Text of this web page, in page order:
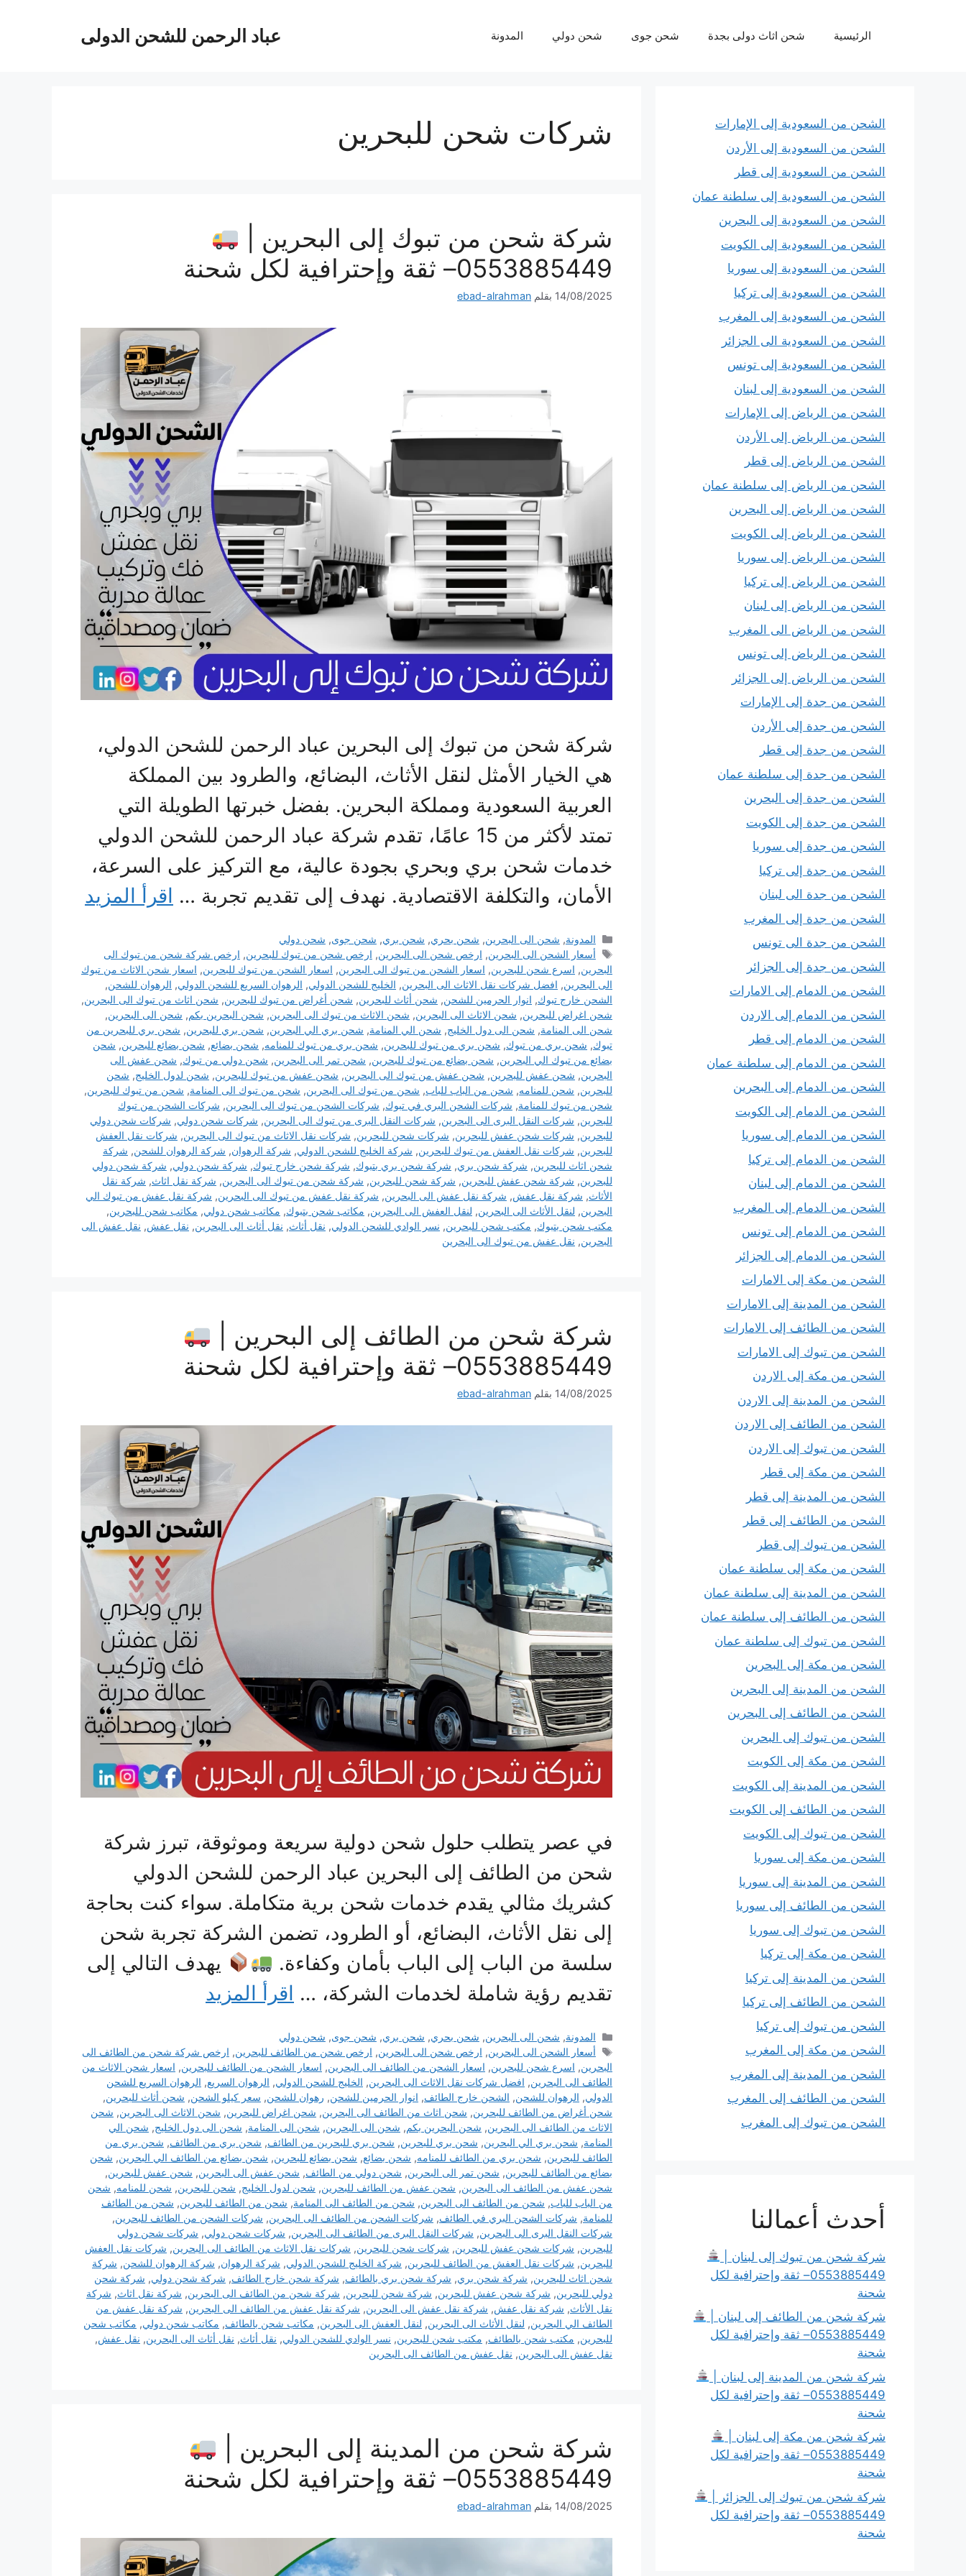
عباد الرحمن للشحن الدولى الرئيسية شحن اثاث دولى بجدة شحن جوى شحن دولي المدونة
شركات شحن للبحرين
شركة شحن من تبوك إلى البحرين |
0553885449– ثقة وإحترافية لكل شحنة
14/08/2025 بقلم ebad-alrahman
شركة شحن من تبوك إلى البحرين عباد الرحمن للشحن الدولي،
هي الخيار الأمثل لنقل الأثاث، البضائع، والطرود بين المملكة
العربية السعودية ومملكة البحرين. بفضل خبرتها الطويلة التي
تمتد لأكثر من 15 عامًا، تقدم شركة عباد الرحمن للشحن الدولي
خدمات شحن بري وبحري بجودة عالية، مع التركيز على السرعة،
الأمان، والتكلفة الاقتصادية. نهدف إلى تقديم تجربة … اقرأ المزيد
التصنيفات
المدونة, شحن الى البحرين, شحن بحري, شحن بري, شحن جوى, شحن دولي
الوسوم
أسعار الشحن الى البحرين, ارخص شحن الى البحرين, ارخص شحن من تبوك للبحرين, ارخص شركة شحن من تبوك الى
البحرين, اسرع شحن للبحرين, اسعار الشحن من تبوك الى البحرين, اسعار الشحن من تبوك للبحرين, اسعار شحن الاثاث من تبوك
الى البحرين, افضل شركات نقل الاثاث الى البحرين, الخليج للشحن الدولي, الرهوان السريع للشحن الدولي, الرهوان للشحن,
الشحن خارج تبوك, انوار الحرمين للشحن, شحن أثاث للبحرين, شحن أغراض من تبوك للبحرين, شحن اثاث من تبوك الى البحرين,
شحن اغراض للبحرين, شحن الاثاث الى البحرين, شحن الاثاث من تبوك الى البحرين, شحن البحرين بكم, شحن الى البحرين,
شحن الى المنامة, شحن الى دول الخليج, شحن الي المنامة, شحن بري الي البحرين, شحن بري للبحرين, شحن بري للبحرين من
تبوك, شحن بري من تبوك, شحن بري من تبوك للبحرين, شحن بري من تبوك للمنامه, شحن بضائع, شحن بضائع للبحرين, شحن
بضائع من تبوك الي البحرين, شحن بضائع من تبوك للبحرين, شحن تمر الى البحرين, شحن دولي من تبوك, شحن عفش الى
البحرين, شحن عفش للبحرين, شحن عفش من تبوك الى البحرين, شحن عفش من تبوك للبحرين, شحن لدول الخليج, شحن
للبحرين, شحن للمنامه, شحن من الباب للباب, شحن من تبوك الى البحرين, شحن من تبوك الى المنامة, شحن من تبوك للبحرين,
شحن من تبوك للمنامة, شركات الشحن البري في تبوك, شركات الشحن من تبوك الى البحرين, شركات الشحن من تبوك
للبحرين, شركات النقل البرى الى البحرين, شركات النقل البرى من تبوك الى البحرين, شركات شحن دولي, شركات شحن دولي
للبحرين, شركات شحن عفش للبحرين, شركات شحن للبحرين, شركات نقل الاثاث من تبوك الى البحرين, شركات نقل العفش
للبحرين, شركات نقل العفش من تبوك للبحرين, شركة الخليج للشحن الدولي, شركة الرهوان, شركة الرهوان للشحن, شركة
شحن اثاث للبحرين, شركة شحن بري, شركة شحن بري بتبوك, شركة شحن خارج تبوك, شركة شحن دولي, شركة شحن دولي
للبحرين, شركة شحن عفش للبحرين, شركة شحن للبحرين, شركة شحن من تبوك الى البحرين, شركة نقل اثاث, شركة نقل
الأثاث, شركة نقل عفش, شركة نقل عفش الى البحرين, شركة نقل عفش من تبوك الى البحرين, شركة نقل عفش من تبوك الي
البحرين, لنقل الأثاث الى البحرين, لنقل العفش الى البحرين, مكاتب شحن بتبوك, مكاتب شحن دولي, مكاتب شحن للبحرين,
مكتب شحن بتبوك, مكتب شحن للبحرين, نسر الوادي للشحن الدولي, نقل أثاث, نقل أثاث الى البحرين, نقل عفش, نقل عفش الى
البحرين, نقل عفش من تبوك الى البحرين
شركة شحن من الطائف إلى البحرين |
0553885449– ثقة وإحترافية لكل شحنة
14/08/2025 بقلم ebad-alrahman
في عصر يتطلب حلول شحن دولية سريعة وموثوقة، تبرز شركة
شحن من الطائف إلى البحرين عباد الرحمن للشحن الدولي
كشريك مثالي يقدم خدمات شحن برية متكاملة. سواء كنت بحاجة
إلى نقل الأثاث، البضائع، أو الطرود، تضمن الشركة تجربة شحن
سلسة من الباب إلى الباب بأمان وكفاءة.
يهدف التالي إلى
تقديم رؤية شاملة لخدمات الشركة، … اقرأ المزيد
التصنيفات
المدونة, شحن الى البحرين, شحن بحري, شحن بري, شحن جوى, شحن دولي
الوسوم
أسعار الشحن الى البحرين, ارخص شحن الى البحرين, ارخص شحن من الطائف للبحرين, ارخص شركة شحن من الطائف الى
البحرين, اسرع شحن للبحرين, اسعار الشحن من الطائف الى البحرين, اسعار الشحن من الطائف للبحرين, اسعار شحن الاثاث من
الطائف الى البحرين, افضل شركات نقل الاثاث الى البحرين, الخليج للشحن الدولي, الرهوان السريع, الرهوان السريع للشحن
الدولي, الرهوان للشحن, الشحن خارج الطائف, انوار الحرمين للشحن, رهوان للشحن, سعر كيلو الشحن, شحن أثاث للبحرين,
شحن أغراض من الطائف للبحرين, شحن اثاث من الطائف الى البحرين, شحن اغراض للبحرين, شحن الاثاث الى البحرين, شحن
الاثاث من الطائف الى البحرين, شحن البحرين بكم, شحن الى البحرين, شحن الى المنامة, شحن الى دول الخليج, شحن الي
المنامة, شحن بري الي البحرين, شحن بري للبحرين, شحن بري للبحرين من الطائف, شحن بري من الطائف, شحن بري من
الطائف للبحرين, شحن بري من الطائف للمنامه, شحن بضائع, شحن بضائع للبحرين, شحن بضائع من الطائف الي البحرين, شحن
بضائع من الطائف للبحرين, شحن تمر الى البحرين, شحن دولي من الطائف, شحن عفش الى البحرين, شحن عفش للبحرين,
شحن عفش من الطائف الى البحرين, شحن عفش من الطائف للبحرين, شحن لدول الخليج, شحن للبحرين, شحن للمنامه, شحن
من الباب للباب, شحن من الطائف الى البحرين, شحن من الطائف الى المنامة, شحن من الطائف للبحرين, شحن من الطائف
للمنامة, شركات الشحن البري في الطائف, شركات الشحن من الطائف الى البحرين, شركات الشحن من الطائف للبحرين,
شركات النقل البرى الى البحرين, شركات النقل البرى من الطائف الى البحرين, شركات شحن دولي, شركات شحن دولي
للبحرين, شركات شحن عفش للبحرين, شركات شحن للبحرين, شركات نقل الاثاث من الطائف الى البحرين, شركات نقل العفش
للبحرين, شركات نقل العفش من الطائف للبحرين, شركة الخليج للشحن الدولي, شركة الرهوان, شركة الرهوان للشحن, شركة
شحن اثاث للبحرين, شركة شحن بري, شركة شحن بري بالطائف, شركة شحن خارج الطائف, شركة شحن دولي, شركة شحن
دولي للبحرين, شركة شحن عفش للبحرين, شركة شحن للبحرين, شركة شحن من الطائف الى البحرين, شركة نقل اثاث, شركة
نقل الأثاث, شركة نقل عفش, شركة نقل عفش الى البحرين, شركة نقل عفش من الطائف الى البحرين, شركة نقل عفش من
الطائف الي البحرين, لنقل الأثاث الى البحرين, لنقل العفش الى البحرين, مكاتب شحن بالطائف, مكاتب شحن دولي, مكاتب شحن
للبحرين, مكتب شحن بالطائف, مكتب شحن للبحرين, نسر الوادي للشحن الدولي, نقل أثاث, نقل أثاث الى البحرين, نقل عفش,
نقل عفش الى البحرين, نقل عفش من الطائف الى البحرين
شركة شحن من المدينة إلى البحرين |
0553885449– ثقة وإحترافية لكل شحنة
14/08/2025 بقلم ebad-alrahman
الشحن من السعودية إلى الإمارات
الشحن من السعودية إلى الأردن
الشحن من السعودية إلى قطر
الشحن من السعودية إلى سلطنة عمان
الشحن من السعودية إلى البحرين
الشحن من السعودية إلى الكويت
الشحن من السعودية إلى سوريا
الشحن من السعودية إلى تركيا
الشحن من السعودية إلى المغرب
الشحن من السعودية الى الجزائر
الشحن من السعودية إلى تونس
الشحن من السعودية إلى لبنان
الشحن من الرياض إلى الإمارات
الشحن من الرياض إلى الأردن
الشحن من الرياض إلى قطر
الشحن من الرياض إلى سلطنة عمان
الشحن من الرياض إلى البحرين
الشحن من الرياض إلى الكويت
الشحن من الرياض إلى سوريا
الشحن من الرياض إلى تركيا
الشحن من الرياض إلى لبنان
الشحن من الرياض الى المغرب
الشحن من الرياض إلى تونس
الشحن من الرياض إلى الجزائر
الشحن من جدة إلى الإمارات
الشحن من جدة إلى الأردن
الشحن من جدة إلى قطر
الشحن من جدة إلى سلطنة عمان
الشحن من جدة إلى البحرين
الشحن من جدة إلى الكويت
الشحن من جدة إلى سوريا
الشحن من جدة إلى تركيا
الشحن من جدة الى لبنان
الشحن من جدة إلى المغرب
الشحن من جدة الى تونس
الشحن من جدة إلى الجزائر
الشحن من الدمام إلى الامارات
الشحن من الدمام إلى الاردن
الشحن من الدمام إلى قطر
الشحن من الدمام إلى سلطنة عمان
الشحن من الدمام إلى البحرين
الشحن من الدمام إلى الكويت
الشحن من الدمام إلى سوريا
الشحن من الدمام إلى تركيا
الشحن من الدمام إلى لبنان
الشحن من الدمام إلى المغرب
الشحن من الدمام إلى تونس
الشحن من الدمام إلى الجزائر
الشحن من مكة إلى الامارات
الشحن من المدينة إلى الامارات
الشحن من الطائف إلى الامارات
الشحن من تبوك إلى الامارات
الشحن من مكة إلى الاردن
الشحن من المدينة إلى الاردن
الشحن من الطائف إلى الاردن
الشحن من تبوك إلى الاردن
الشحن من مكة إلى قطر
الشحن من المدينة إلى قطر
الشحن من الطائف إلى قطر
الشحن من تبوك إلى قطر
الشحن من مكة إلى سلطنة عمان
الشحن من المدينة إلى سلطنة عمان
الشحن من الطائف إلى سلطنة عمان
الشحن من تبوك إلى سلطنة عمان
الشحن من مكة إلى البحرين
الشحن من المدينة إلى البحرين
الشحن من الطائف إلى البحرين
الشحن من تبوك إلى البحرين
الشحن من مكة إلى الكويت
الشحن من المدينة إلى الكويت
الشحن من الطائف إلى الكويت
الشحن من تبوك إلى الكويت
الشحن من مكة إلى سوريا
الشحن من المدينة إلى سوريا
الشحن من الطائف إلى سوريا
الشحن من تبوك إلى سوريا
الشحن من مكة إلى تركيا
الشحن من المدينة إلى تركيا
الشحن من الطائف إلى تركيا
الشحن من تبوك إلى تركيا
الشحن من مكة إلى المغرب
الشحن من المدينة إلى المغرب
الشحن من الطائف إلى المغرب
الشحن من تبوك إلى المغرب
أحدث أعمالنا
شركة شحن من تبوك إلى لبنان |
0553885449– ثقة وإحترافية لكل
شحنة
شركة شحن من الطائف إلى لبنان |
0553885449– ثقة وإحترافية لكل
شحنة
شركة شحن من المدينة إلى لبنان |
0553885449– ثقة وإحترافية لكل
شحنة
شركة شحن من مكة إلى لبنان |
0553885449– ثقة وإحترافية لكل
شحنة
شركة شحن من تبوك إلى الجزائر |
0553885449– ثقة وإحترافية لكل
شحنة